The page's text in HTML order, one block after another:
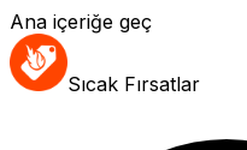
Ana içeriğe geç
Sıcak Fırsatlar